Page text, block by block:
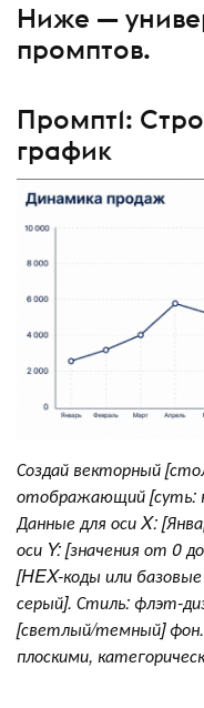
Ниже —
промптов.
Промпт1:
график
Создай векторный
отображающий [суть:
Данные для оси X:
оси Y: [значения от 0
[HEX-коды или
серый]. Стиль: флэт-
[светлый/темный]
плоскими,